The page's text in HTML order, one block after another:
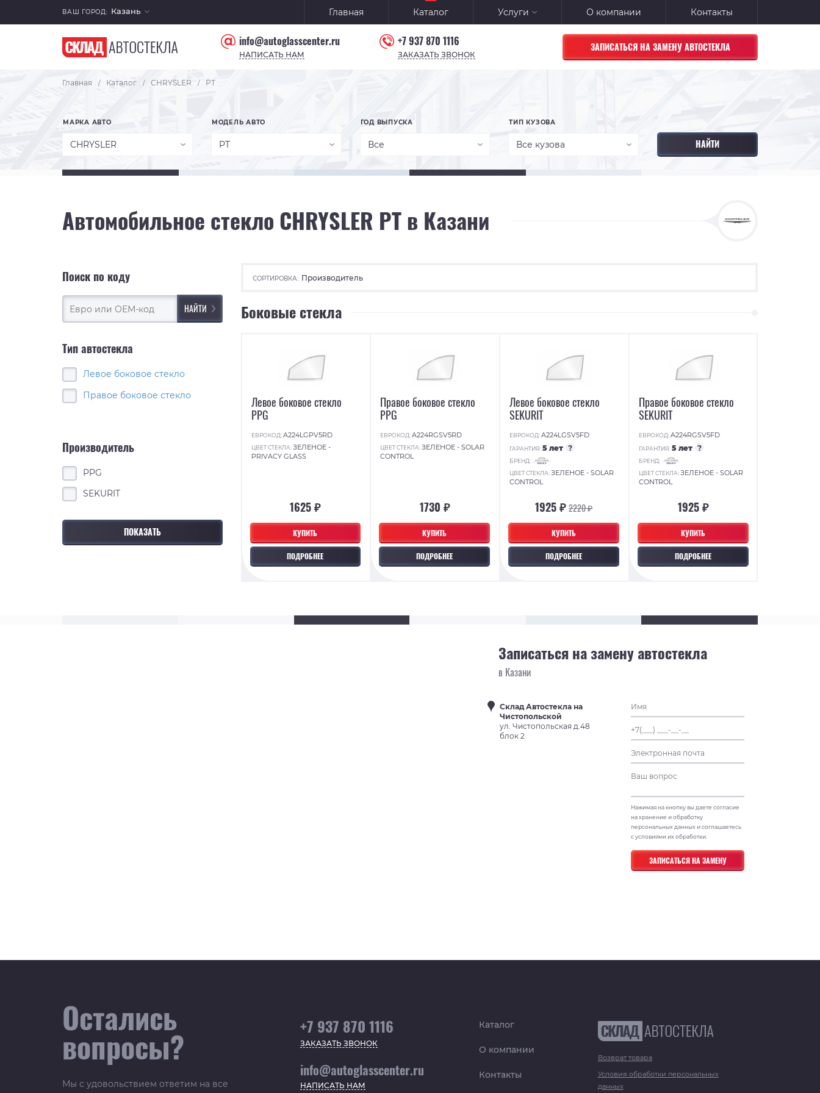
ВАШ ГОРОД: Казань Главная Каталог Услуги О компании Контакты
info@autoglasscenter.ru
НАПИСАТЬ НАМ
+7 937 870 1116
ЗАКАЗАТЬ ЗВОНОК
ЗАПИСАТЬСЯ НА ЗАМЕНУ АВТОСТЕКЛА
Главная / Каталог / CHRYSLER / PT
МАРКА АВТО
CHRYSLER
МОДЕЛЬ АВТО
PT
ГОД ВЫПУСКА
Все
ТИП КУЗОВА
Все кузова
Автомобильное стекло CHRYSLER PT в Казани
Поиск по коду
Тип автостекла
Левое боковое стекло
Правое боковое стекло
Производитель
PPG
SEKURIT
СОРТИРОВКА: Производитель
Боковые стекла
КУПИТЬ
ПОДРОБНЕЕ
Левое боковое стекло
PPG
ЕВРОКОД:A224LGPV5RD
ЦВЕТ СТЕКЛА:ЗЕЛЕНОЕ -
PRIVACY GLASS
1625 ₽
КУПИТЬ
ПОДРОБНЕЕ
Правое боковое стекло
PPG
ЕВРОКОД:A224RGSV5RD
ЦВЕТ СТЕКЛА:ЗЕЛЕНОЕ - SOLAR
CONTROL
1730 ₽
КУПИТЬ
ПОДРОБНЕЕ
Левое боковое стекло
SEKURIT
ЕВРОКОД:A224LGSV5FD
ГАРАНТИЯ:5 лет ?
БРЕНД:
ЦВЕТ СТЕКЛА:ЗЕЛЕНОЕ - SOLAR
CONTROL
1925 ₽2220 ₽
КУПИТЬ
ПОДРОБНЕЕ
Правое боковое стекло
SEKURIT
ЕВРОКОД:A224RGSV5FD
ГАРАНТИЯ:5 лет ?
БРЕНД:
ЦВЕТ СТЕКЛА:ЗЕЛЕНОЕ - SOLAR
CONTROL
1925 ₽
Записаться на замену автостекла
в Казани
Склад Автостекла на
Чистопольской
ул. Чистопольская д.48
блок 2
Нажимая на кнопку вы даете согласие
на хранение и обработку
персональных данных и соглашаетесь
с условиями их обработки.
Остались
вопросы?
Мы с удовольствием ответим на все
+7 937 870 1116
ЗАКАЗАТЬ ЗВОНОК
info@autoglasscenter.ru
НАПИСАТЬ НАМ
Каталог
О компании
Контакты
Возврат товара
Условия обработки персональных
данных